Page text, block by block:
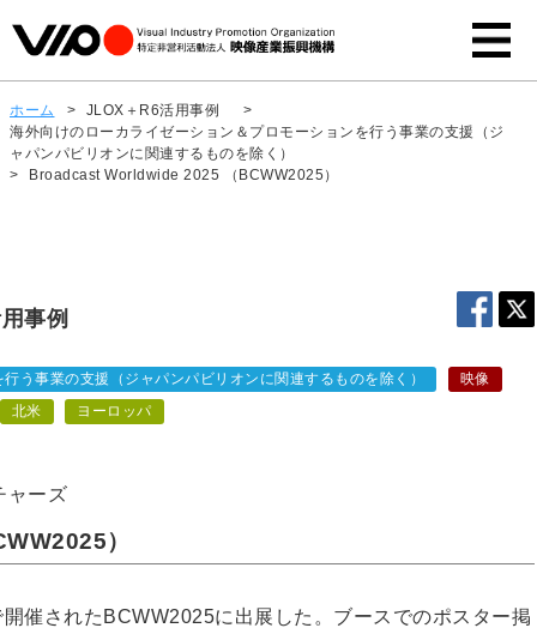
ホーム > JLOX＋R6活用事例
>
海外向けのローカライゼーション＆プロモーションを行う事業の支援（ジ
ャパンパビリオンに関連するものを除く）
>
Broadcast Worldwide 2025 （BCWW2025）
事例
う事業の支援（ジャパンパビリオンに関連するものを除く）
映像
北米
ヨーロッパ
ャーズ
）
催されたBCWW2025に出展した。ブースでのポスター掲